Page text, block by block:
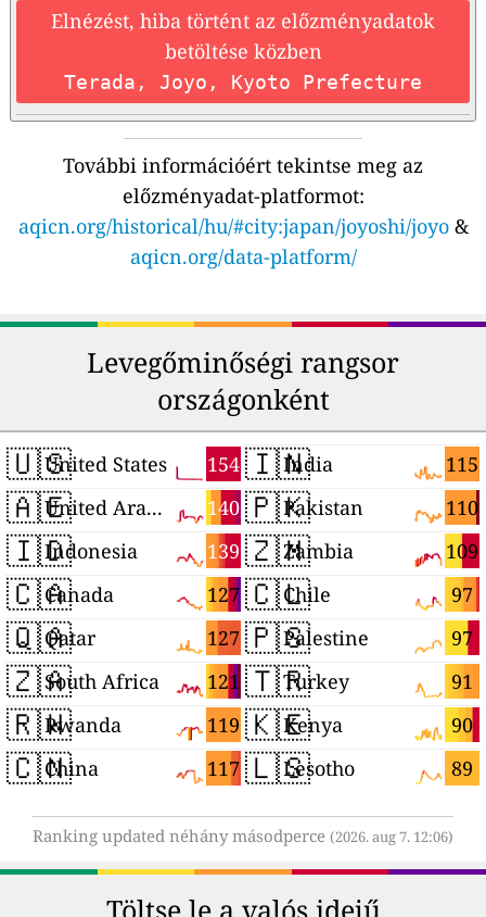
Elnézést, hiba történt az előzményadatok
betöltése közben
Terada, Joyo, Kyoto Prefecture
További információért tekintse meg az
előzményadat-platformot:
aqicn.org/historical/hu/#city:japan/joyoshi/joyo&
aqicn.org/data-platform/
Levegőminőségi rangsor
országonként
🇺🇸 154
United States
🇦🇪 140
United Arab Emirates
🇮🇩 139
Indonesia
🇨🇦 127
Canada
🇶🇦 127
Qatar
🇿🇦 121
South Africa
🇷🇼 119
Rwanda
🇨🇳 117
China
🇮🇳 115
India
🇵🇰 110
Pakistan
🇿🇲 109
Zambia
🇨🇱 97
Chile
🇵🇸 97
Palestine
🇹🇷 91
Turkey
🇰🇪 90
Kenya
🇱🇸 89
Lesotho
Ranking updated néhány másodperce (2026. aug 7. 12:06)
Töltse le a valós idejű